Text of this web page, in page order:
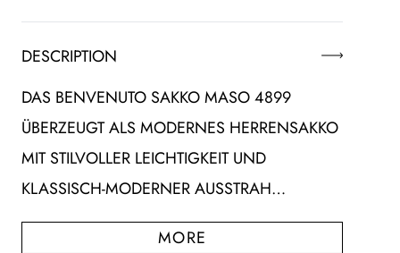
DESCRIPTION
DAS BENVENUTO SAKKO MASO 4899
ÜBERZEUGT ALS MODERNES HERRENSAKKO
MIT STILVOLLER LEICHTIGKEIT UND
KLASSISCH-MODERNER AUSSTRAH…
MORE